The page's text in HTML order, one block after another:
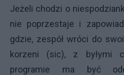
Jeżeli chodzi o
nie poprzestaje i
gdzie, zespół wróci do
korzeni (sic), z byłymi
programie ma być